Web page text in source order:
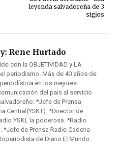
leyenda salvadoreña de 3
siglos
Rene Hurtado
con la OBJETIVIDAD y LA
el periodismo. Más de 40 años de
en los mejores
del país al servicio
*Jefe de Prensa
Central(YSKT). *Director de
YSKL la poderosa. *Radio
*Jefe de Prensa Radio Cadena
de Diario El Mundo.